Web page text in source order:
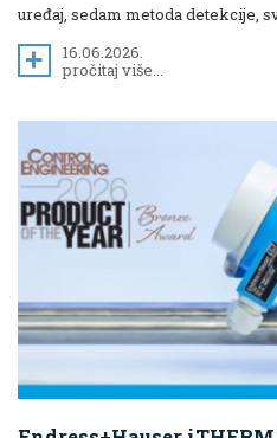
uređaj, sedam metoda detekcije,
16.06.2026.
pročitaj više...